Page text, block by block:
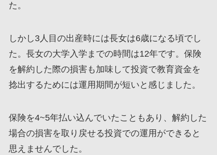
た。
しかし3人目の出産時には長女は6歳になる頃でし
た。長女の大学入学までの時間は12年です。保険
を解約した際の損害も加味して投資で教育資金を
捻出するためには運用期間が短い と感じました。
保険を4~5年払い込んでいたこともあり、解約した
場合の損害を取り戻せる投資での運用ができると
思えませんでした。